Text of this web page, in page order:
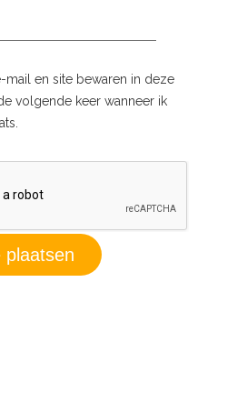
mail en site bewaren in deze
volgende keer wanneer ik